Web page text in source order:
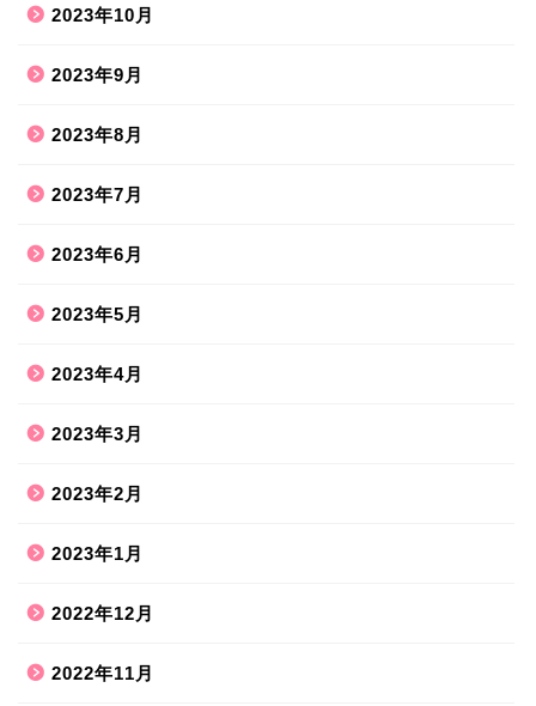
2023年10月
2023年9月
2023年8月
2023年7月
2023年6月
2023年5月
2023年4月
2023年3月
2023年2月
2023年1月
2022年12月
2022年11月